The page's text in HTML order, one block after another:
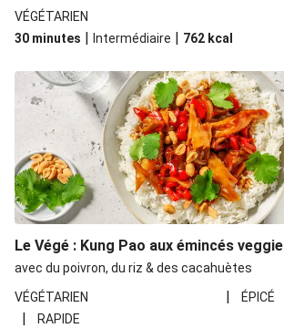
VÉGÉTARIEN
30 minutes | Intermédiaire | 762 kcal
Le Végé : Kung Pao aux émincés veggie
avec du poivron, du riz & des cacahuètes
VÉGÉTARIEN
| ÉPICÉ
|
RAPIDE